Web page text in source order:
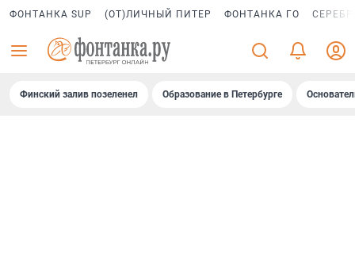
ФОНТАНКА SUP (ОТ)ЛИЧНЫЙ ПИТЕР ФОНТАНКА ГО
Финский залив позеленел Образование в Петербурге